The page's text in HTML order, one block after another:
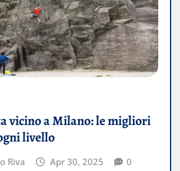
vicino a Milano: le migliori
livello
Riva Apr 30, 2025 0